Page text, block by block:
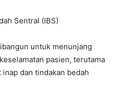
Sentral (IBS)
untuk menunjang
pasien, terutama
dan tindakan bedah